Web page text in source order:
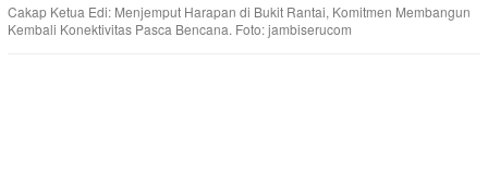
Cakap Ketua Edi: Menjemput Harapan di Bukit Rantai, Komitmen Membangun
Kembali Konektivitas Pasca Bencana. Foto: jambiserucom